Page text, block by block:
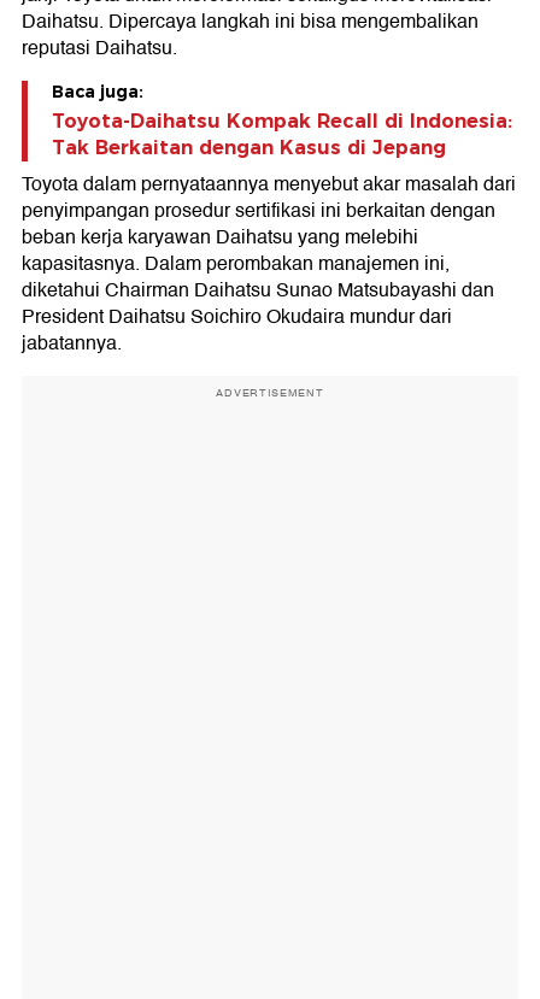
Daihatsu. Dipercaya langkah ini bisa mengembalikan
reputasi Daihatsu.
Baca juga:
Toyota-Daihatsu Kompak Recall di Indonesia:
Tak Berkaitan dengan Kasus di Jepang
Toyota dalam pernyataannya menyebut akar masalah dari
penyimpangan prosedur sertifikasi ini berkaitan dengan
beban kerja karyawan Daihatsu yang melebihi
kapasitasnya. Dalam perombakan manajemen ini,
diketahui Chairman Daihatsu Sunao Matsubayashi dan
President Daihatsu Soichiro Okudaira mundur dari
jabatannya.
ADVERTISEMENT